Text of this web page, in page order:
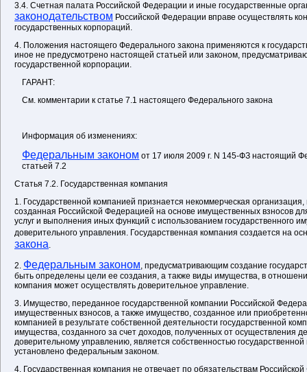
3.4. Счетная палата Российской Федерации и иные государственные
законодательством Российской Федерации вправе осуществлять
государственных корпораций.
4. Положения настоящего Федерального закона применяются к
иное не предусмотрено настоящей статьей или законом,
государственной корпорации.
ГАРАНТ:
См. комментарии к статье 7.1 настоящего Федерального закона
Информация об изменениях:
Федеральным законом от 17 июля 2009 г. N 145-ФЗ настоящий
статьей 7.2
Статья 7.2. Государственная компания
1. Государственной компанией признается некоммерческая
созданная Российской Федерацией на основе имущественных взносов
услуг и выполнения иных функций с использованием государственного
доверительного управления. Государственная компания создается на
закона.
2. Федеральным законом, предусматривающим создание
быть определены цели ее создания, а также виды имущества, в
компания может осуществлять доверительное управление.
3. Имущество, переданное государственной компании Российской
имущественных взносов, а также имущество, созданное или
компанией в результате собственной деятельности государственной
имущества, созданного за счет доходов, полученных от осуществления
доверительному управлению, является собственностью
установлено федеральным законом.
4. Государственная компания не отвечает по обязательствам